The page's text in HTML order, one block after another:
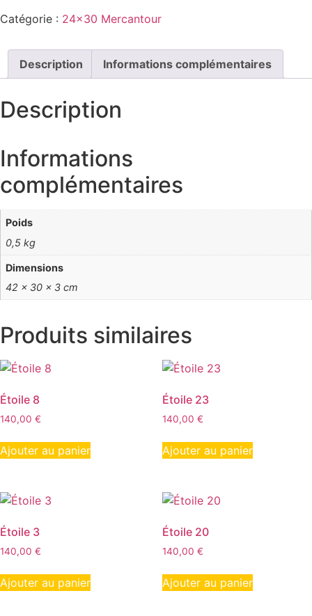
Catégorie : 24x30 Mercantour
Description Informations complémentaires
Description
Informations
complémentaires
Poids
0,5 kg
Dimensions
42 × 30 × 3 cm
Produits similaires
Étoile 8
140,00 €
Ajouter au panier
Étoile 23
140,00 €
Ajouter au panier
Étoile 3
140,00 €
Ajouter au panier
Étoile 20
140,00 €
Ajouter au panier